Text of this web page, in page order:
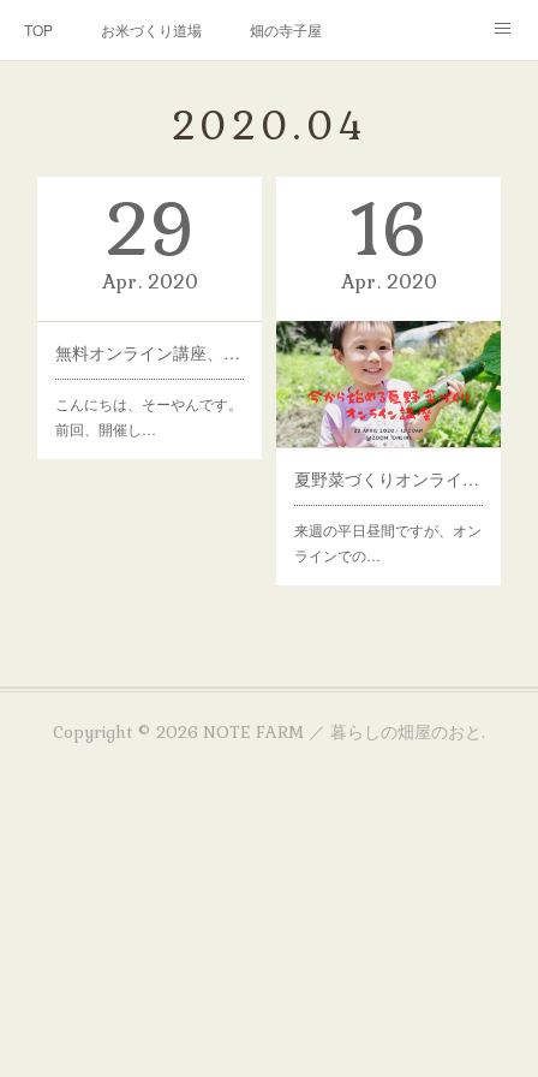
TOP お米づくり道場 畑の寺子屋
2020.04
29
Apr 2020
無料オンライン講座、アンコール開催します。
こんにちは、そーやんです。
前回、開催し…
16
Apr 2020
夏野菜づくりオンライン講座開催のお知らせ
来週の平日昼間ですが、オン
ラインでの…
Copyright © 2026 NOTE FARM ／ 暮らしの畑屋のおと .